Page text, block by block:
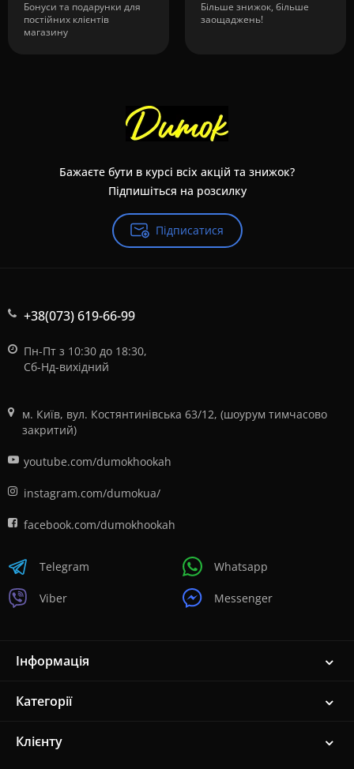
Бонуси та подарунки для
постійних клієнтів
магазину
Більше знижок, більше
заощаджень!
Бажаєте бути в курсі всіх акцій та знижок?
Підпишіться на розсилку
Підписатися
+38(073) 619-66-99
Пн-Пт з 10:30 до 18:30,
Сб-Нд-вихідний
м. Київ, вул. Костянтинівська 63/12, (шоурум тимчасово
закритий)
youtube.com/dumokhookah
instagram.com/dumokua/
facebook.com/dumokhookah
Telegram
Viber
Whatsapp
Messenger
Інформація
Категорії
Клієнту